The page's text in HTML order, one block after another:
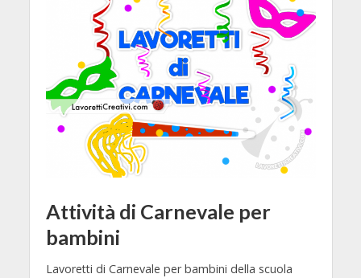
Attività di Carnevale per
bambini
Lavoretti di Carnevale per bambini della scuola